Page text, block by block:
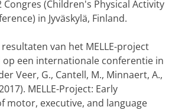
Congres (Children's Physical Activity
in Jyväskylä, Finland.
van het MELLE-project
een internationale conferentie in
Veer, G., Cantell, M., Minnaert, A.,
MELLE-Project: Early
motor, executive, and language